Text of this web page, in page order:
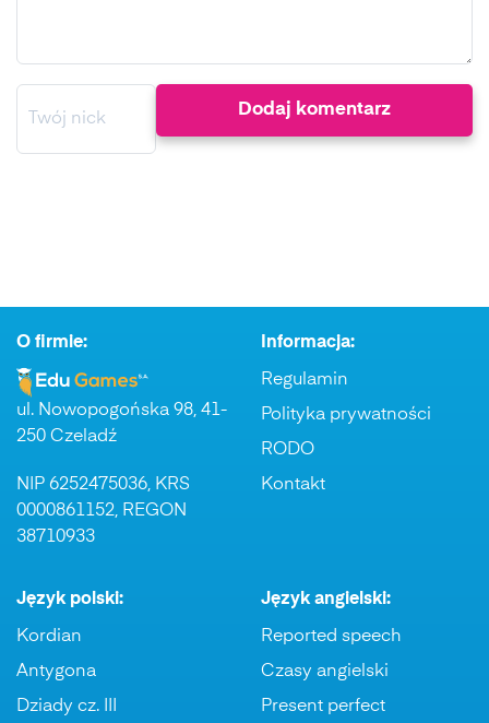
O firmie:
ul. Nowopogońska 98, 41-
250 Czeladź
NIP 6252475036, KRS
0000861152, REGON
38710933
Informacja:
Regulamin
Polityka prywatności
RODO
Kontakt
Język polski:
Kordian
Antygona
Dziady cz. III
Język angielski:
Reported speech
Czasy angielski
Present perfect